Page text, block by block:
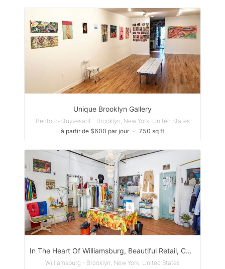
Unique Brooklyn Gallery
Bedford-Stuyvesant - Brooklyn, New York, United States
à partir de $600 par jour ∙ 750 sq ft
In The Heart Of Williamsburg, Beautiful Retail, Cafe ,Event Space
Williamsburg - Brooklyn, New York, United States